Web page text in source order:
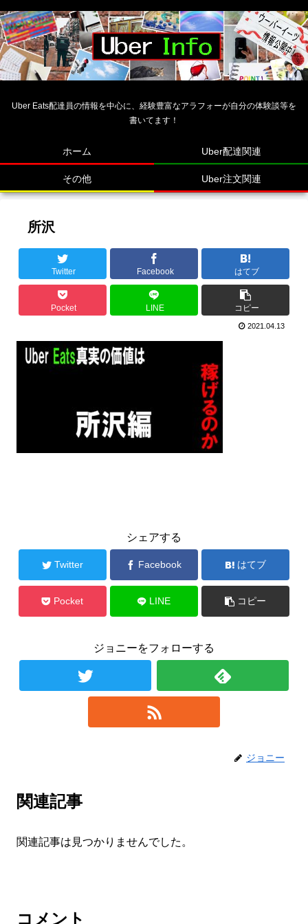
Uber Eats配達員の情報を中心に、経験豊富なアラフォーが自分の体験談等を
書いてます！
ホーム Uber配達関連
その他 Uber注文関連
所沢
Twitter Facebook はてブ
Pocket LINE コピー
2021.04.13
シェアする
Twitter Facebook はてブ
Pocket LINE コピー
ジョニーをフォローする
ジョニー
関連記事
関連記事は見つかりませんでした。
コメント